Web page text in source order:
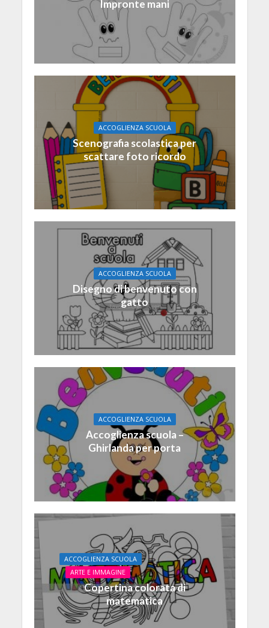
Impronte mani
ACCOGLIENZA SCUOLA
Scenografia scolastica per
scattare foto ricordo
ACCOGLIENZA SCUOLA
Disegno di benvenuto con
gatto
ACCOGLIENZA SCUOLA
Accoglienza scuola –
Ghirlanda per porta
ACCOGLIENZA SCUOLA
ARTE E IMMAGINE
Copertina colorata di
matematica